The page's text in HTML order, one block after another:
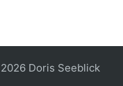
Doris Seeblick